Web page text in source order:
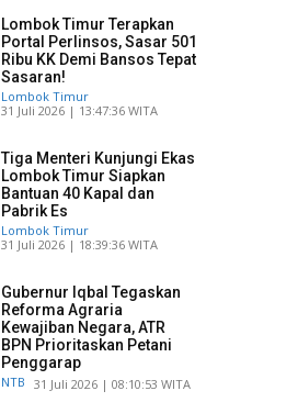
Lombok Timur Terapkan
Portal Perlinsos, Sasar 501
Ribu KK Demi Bansos Tepat
Sasaran!
Lombok Timur
​31 Juli 2026 | 13:47:36 WITA
Tiga Menteri Kunjungi Ekas
Lombok Timur Siapkan
Bantuan 40 Kapal dan
Pabrik Es
Lombok Timur
​31 Juli 2026 | 18:39:36 WITA
Gubernur Iqbal Tegaskan
Reforma Agraria
Kewajiban Negara, ATR
BPN Prioritaskan Petani
Penggarap
NTB ​31 Juli 2026 | 08:10:53 WITA